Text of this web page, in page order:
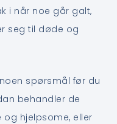
i når noe går galt,
seg til døde og
spørsmål før du
behandler de
og hjelpsome, eller